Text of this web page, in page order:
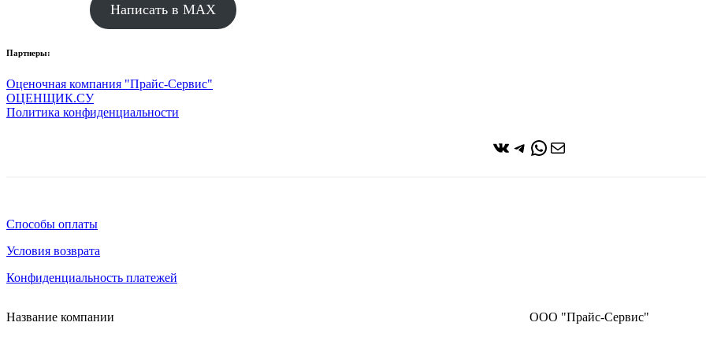
Написать в MAX
Партнеры:
Оценочная компания "Прайс-Сервис"
ОЦЕНЩИК.СУ
Политика конфиденциальности
ВКонтакте
Telegram
WhatsApp
Почта
Способы оплаты
Условия возврата
Конфиденциальность платежей
Название компании ООО "Прайс-Сервис"